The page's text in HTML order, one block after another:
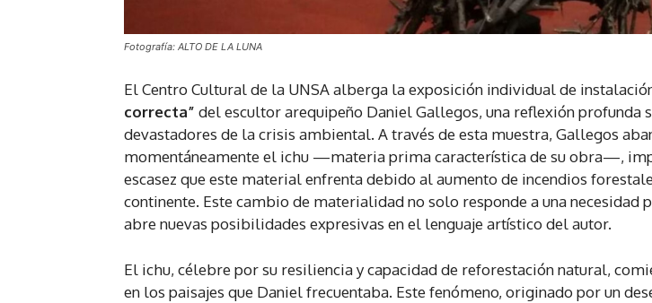
Fotografía: ALTO DE LA LUNA
El Centro Cultural de la UNSA alberga la exposición individual de
correcta” del escultor arequipeño Daniel Gallegos, una reflexión profunda
devastadores de la crisis ambiental. A través de esta muestra, Gallegos
momentáneamente el ichu —materia prima característica de su obra—,
escasez que este material enfrenta debido al aumento de incendios
continente. Este cambio de materialidad no solo responde a una necesidad
abre nuevas posibilidades expresivas en el lenguaje artístico del autor.
El ichu, célebre por su resiliencia y capacidad de reforestación natural,
en los paisajes que Daniel frecuentaba. Este fenómeno, originado por un